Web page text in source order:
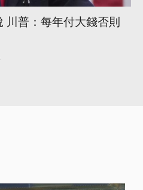
普：每年付大錢否則